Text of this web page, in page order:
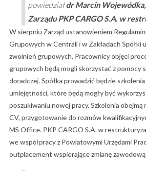
powiedziałdr Marcin
Zarządu PKP CARGO S.A. w
W sierpniu Zarząd ustanowieniem
Grupowych w Centrali i w Zakładach Spółki
zwolnień grupowych. Pracownicy objęci
grupowych będą mogli skorzystać z pomocy
doradczej. Spółka prowadzić będzie
umiejętności, które będą mogły być
poszukiwaniu nowej pracy. Szkolenia obejmą
CV, przygotowanie do rozmów
MS Office. PKP CARGO S.A. w
we współpracy z Powiatowymi Urzędami
outplacement wspierające zmianę